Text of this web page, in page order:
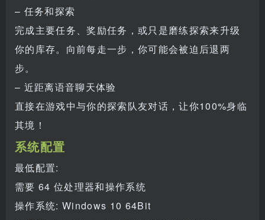
– 任务和探索
完成主要任务、奖励任务，或只是磨练探索来升级
你的库存。向前每走一步，你可能会被迫后退两
步。
– 近距离语音聊天体验
直接在游戏中与你的探索队友对话，让你100%身临
其境！
系统配置
最低配置:
需要 64 位处理器和操作系统
操作系统: Windows 10 64Bit